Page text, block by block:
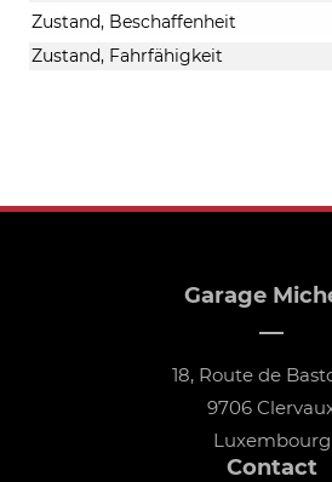
Zustand, Beschaffenheit
Zustand, Fahrfähigkeit
Garage
18, Route de
9706
Luxembourg
Contact